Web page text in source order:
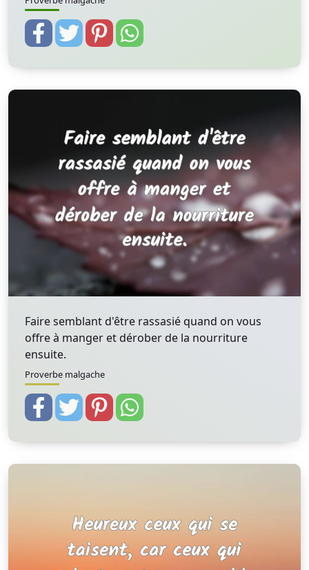
Faire semblant d'être rassasié quand on vous
offre à manger et dérober de la nourriture
ensuite.
Proverbe malgache